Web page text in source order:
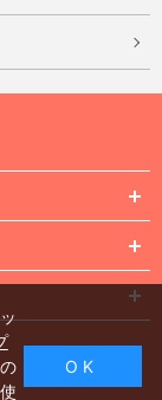
O K